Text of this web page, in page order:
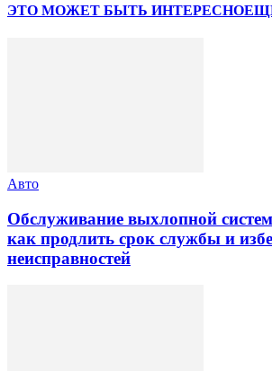
ЭТО МОЖЕТ БЫТЬ ИНТЕРЕСНО
Авто
Обслуживание выхлопной
как продлить срок службы и
неисправностей